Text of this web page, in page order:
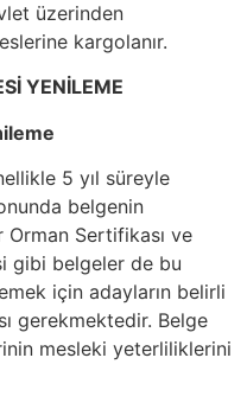
üzerinden
kargolanır.
YENİLEME
5 yıl süreyle
belgenin
Orman Sertifikası ve
gibi belgeler de bu
için adayların belirli
gerekmektedir. Belge
mesleki yeterliliklerini